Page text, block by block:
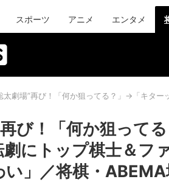
スポーツ アニメ エンタメ
太劇場”再び！「何か狙ってる？」→「キター
再び！「何か狙って
にトップ棋士＆フ
」／将棋・